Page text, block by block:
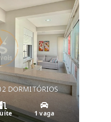
DORMITÓRIOS
1 vaga